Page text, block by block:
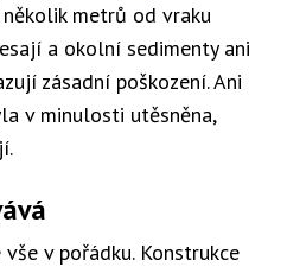
několik metrů od vraku
a okolní sedimenty ani
zásadní poškození. Ani
v minulosti utěsněna,
v pořádku. Konstrukce